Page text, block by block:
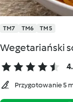
TM7 TM6 TM5
Wegetariański
Przygotowanie 5